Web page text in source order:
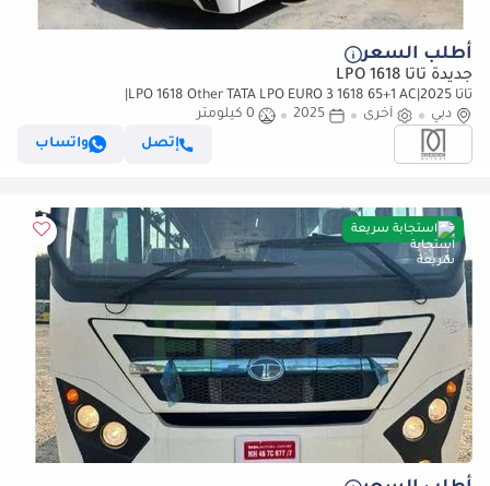
أطلب السعر
جديدة تاتا LPO 1618
تاتا LPO 1618 Other TATA LPO EURO 3 1618 65+1 AC|2025|
دبي
أخرى 2025
0 كيلومتر
إتصل
واتساب
استجابة سريعة